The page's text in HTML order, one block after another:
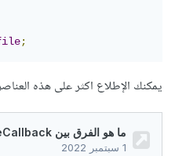
;
يمكنك الإطلاع اكثر على هذه